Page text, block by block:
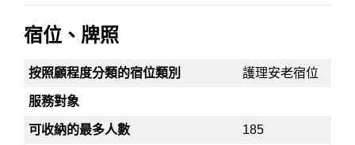
宿位、牌照
按照顧程度分類的宿位類別 護理安老宿位
服務對象
可收納的最多人數 185